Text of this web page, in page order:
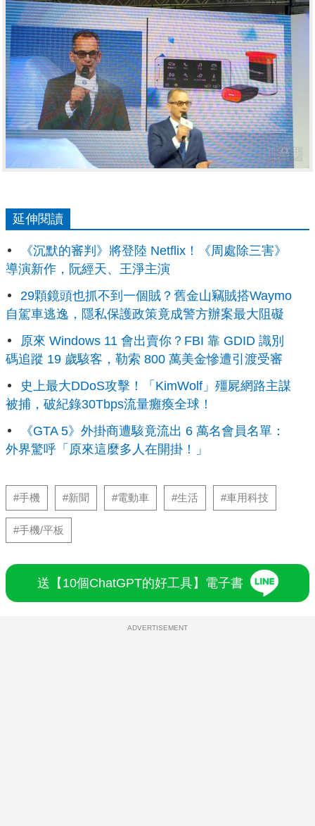
延伸閱讀
《沉默的審判》將登陸 Netflix！《周處除三害》
導演新作，阮經天、王淨主演
29顆鏡頭也抓不到一個賊？舊金山竊賊搭Waymo
自駕車逃逸，隱私保護政策竟成警方辦案最大阻礙
原來 Windows 11 會出賣你？FBI 靠 GDID 識別
碼追蹤 19 歲駭客，勒索 800 萬美金慘遭引渡受審
史上最大DDoS攻擊！「KimWolf」殭屍網路主謀
被捕，破紀錄30Tbps流量癱瘓全球！
《GTA 5》外掛商遭駭竟流出 6 萬名會員名單：
外界驚呼「原來這麼多人在開掛！」
#手機 #新聞 #電動車 #生活 #車用科技
#手機/平板
送【10個ChatGPT的好工具】電子書
ADVERTISEMENT